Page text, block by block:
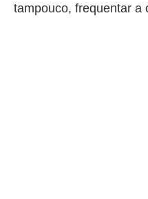
tampouco, frequentar a